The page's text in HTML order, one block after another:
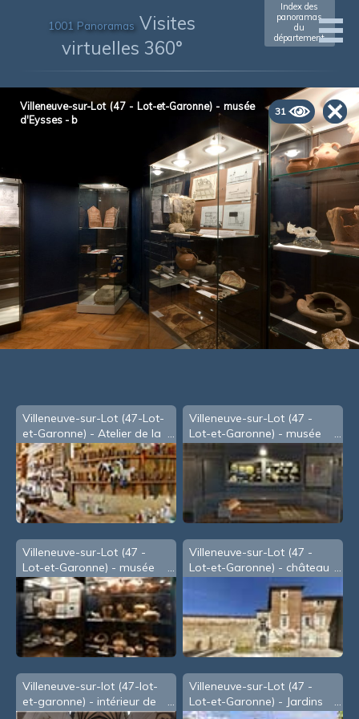
1001 Panoramas Visites
virtuelles 360°
Index des
panoramas
du
département
31
Villeneuve-sur-Lot (47 - Lot-et-Garonne) - musée
d'Eysses - b
Villeneuve-sur-Lot (47-Lot-
et-Garonne) - Atelier de la
menuiserie Américi
Villeneuve-sur-Lot (47 -
Lot-et-Garonne) - musée
Villeneuve-sur-Lot (47 -
Lot-et-Garonne) - musée
d'Eysses - b
Villeneuve-sur-Lot (47 -
Lot-et-Garonne) - château
Villeneuve-sur-lot (47-lot-
et-garonne) - intérieur de
Villeneuve-sur-Lot (47 -
Lot-et-Garonne) - Jardins